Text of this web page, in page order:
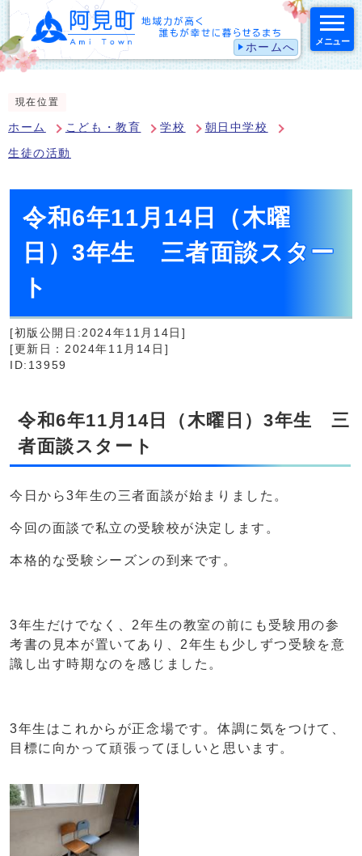
ホームへ メニュー
現在位置
ホーム こども・教育 学校 朝日中学校
生徒の活動
令和6年11月14日（木曜
日）3年生 三者面談スター
ト
[初版公開日:2024年11月14日]
[更新日：2024年11月14日]
ID:13959
令和6年11月14日（木曜日）3年生 三
者面談スタート
今日から3年生の三者面談が始まりました。
今回の面談で私立の受験校が決定します。
本格的な受験シーズンの到来です。
3年生だけでなく、2年生の教室の前にも受験用の参
考書の見本が置いてあり、2年生も少しずつ受験を意
識し出す時期なのを感じました。
3年生はこれからが正念場です。体調に気をつけて、
目標に向かって頑張ってほしいと思います。